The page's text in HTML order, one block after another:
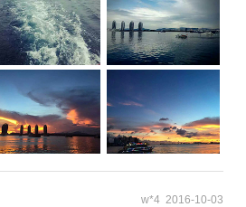
w*4 2016-10-03